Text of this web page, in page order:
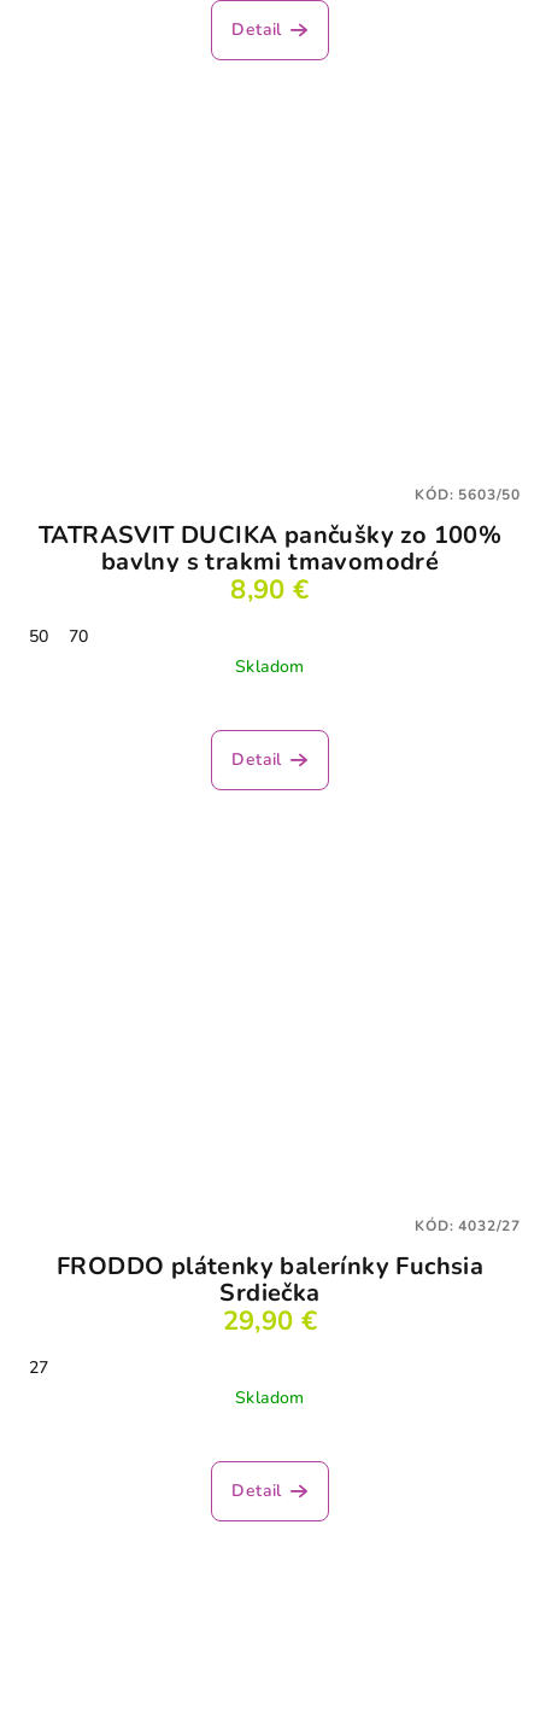
Detail
TATRASVIT DUCIKA pančušky zo 100%
bavlny s trakmi tmavomodré
8,90 €
50
70
Skladom
Detail
KÓD: 5603/50
FRODDO plátenky balerínky Fuchsia
Srdiečka
29,90 €
27
Skladom
Detail
KÓD:4032/27